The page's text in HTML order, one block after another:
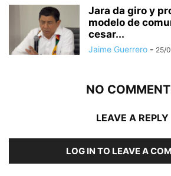
Jara da giro y
modelo de
cesar...
Jaime Guerrero - 25/
NO
LEAVE A REPLY
LOG IN TO LEAVE A